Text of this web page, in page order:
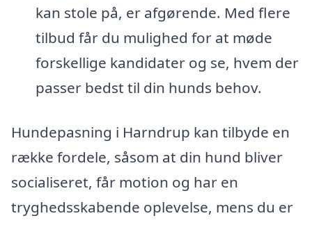
kan stole på, er afgørende. Med flere
tilbud får du mulighed for at møde
forskellige kandidater og se, hvem der
passer bedst til din hunds behov.
Hundepasning i Harndrup kan tilbyde en
række fordele, såsom at din hund bliver
socialiseret, får motion og har en
tryghedsskabende oplevelse, mens du er